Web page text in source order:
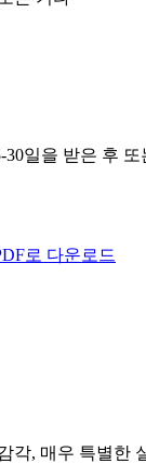
일을 받은 후
로 다운로드
각, 매우 특별한